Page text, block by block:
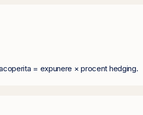
= expunere × procent hedging.